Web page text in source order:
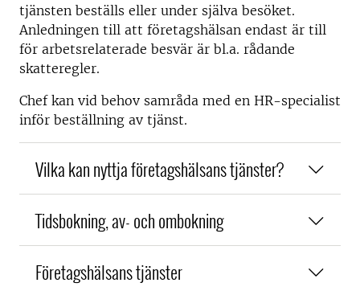
tjänsten beställs eller under själva besöket.
Anledningen till att företagshälsan endast är till
för arbetsrelaterade besvär är bl.a. rådande
skatteregler.
Chef kan vid behov samråda med en HR-specialist
inför beställning av tjänst.
Vilka kan nyttja företagshälsans tjänster?
Tidsbokning, av- och ombokning
Företagshälsans tjänster